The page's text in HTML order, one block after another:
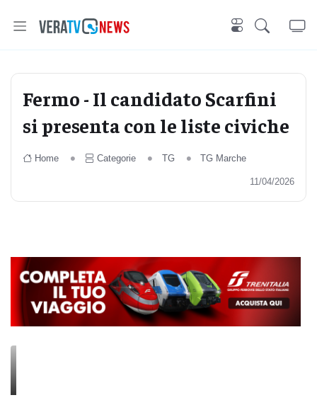
Fermo - Il candidato Scarfini
si presenta con le liste civiche
Home Categorie TG TG Marche
11/04/2026